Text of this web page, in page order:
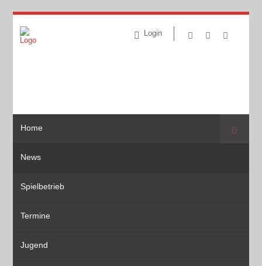
Login
Home
News
Spielbetrieb
Termine
Jugend
Suche